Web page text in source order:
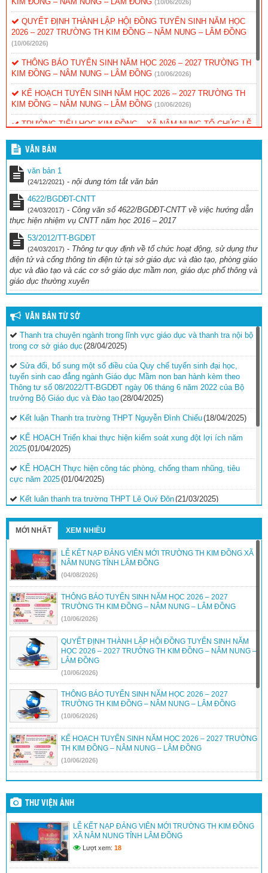
(10/06/2026)
QUYẾT ĐỊNH THÀNH LẬP HỘI ĐỒNG TUYỂN SINH NĂM HỌC
2026 – 2027 TRƯỜNG TH KIM ĐỒNG – NÂM NUNG – LÂM ĐỒNG
(10/06/2026)
THÔNG BÁO TUYỂN SINH NĂM HỌC 2026 – 2027 TRƯỜNG TH
KIM ĐỒNG – NÂM NUNG – LÂM ĐỒNG (10/06/2026)
KẾ HOẠCH TUYỂN SINH NĂM HỌC 2026 – 2027 TRƯỜNG TH
KIM ĐỒNG – NÂM NUNG – LÂM ĐỒNG (10/06/2026)
TRƯỜNG TIỂU HỌC KIM ĐỒNG – XÃ NÂM NUNG TỔ CHỨC LỄ
XÃ NÂM NUNG TỔ CHỨC LỄ PHÁT ĐỘNG NGÀY CHẠY
OLYMPIC VÌ SỨC KHỎE TOÀN DÂN NĂM 2026
KẾ HOẠCH THU – CHI NĂM HỌC 2025 – 2026 Trường Tiểu học
Kim Đồng – Nâm Nung – Lâm Đồng
Quyết định về việc ban hành quy chế quản lý hồ sơ số và học bạ
số năm học 2025 – 2026 và những năm học tiếp theo
VĂN BẢN
văn bản 1
(24/12/2021) - nội dung tóm tắt văn bản
4622/BGDĐT-CNTT
(24/03/2017) - Công văn số 4622/BGDĐT-CNTT về việc hướng dẫn
thực hiện nhiệm vụ CNTT năm học 2016 – 2017
53/2012/TT-BGDĐT
(24/03/2017) - Thông tư quy định về tổ chức hoạt động, sử dụng thư
điện tử và cổng thông tin điện tử tại sở giáo dục và đào tạo, phòng giáo
dục và đào tạo và các cơ sở giáo dục mầm non, giáo dục phổ thông và
giáo dục thường xuyên
VĂN BẢN TỪ SỞ
Thanh tra chuyên ngành trong lĩnh vực giáo dục và thanh tra nội bộ
trong cơ sở giáo dục (28/04/2025)
Sửa đổi, bổ sung một số điều của Quy chế tuyển sinh đại học,
tuyển sinh cao đẳng ngành Giáo dục Mầm non ban hành kèm theo
Thông tư số 08/2022/TT-BGDĐT ngày 06 tháng 6 năm 2022 của Bộ
trưởng Bộ Giáo dục và Đào tạo(28/04/2025)
Kết luận Thanh tra trường THPT Nguyễn Đình Chiểu(18/04/2025)
KẾ HOẠCH Triển khai thực hiện kiểm soát xung đột lợi ích năm
2025(01/04/2025)
KẾ HOẠCH Thực hiện công tác phòng, chống tham nhũng, tiêu
cực năm 2025(01/04/2025)
Kết luận thanh tra trường THPT Lê Quý Đôn(21/03/2025)
Quyết định phê duyệt kế hoạch thanh tra kiểm tra năm
2025(21/03/2025)
Kết luận thanh tra về việc thanh tra công tác coi thi Kỳ thi tốt
nghiệp THPT năm 2024 tỉnh Đắk Nông (29/07/2024)
Kết luận thanh tra trường PTDTNT THCS&THPT huyện Krông
Nô(29/07/2024)
Kết luận thanh tra trường PTDTNT THCS và THPT huyện Đắk
R’lấp(29/07/2024)
MỚI NHẤT XEM NHIỀU
LỄ KẾT NẠP ĐẢNG VIÊN MỚI TRƯỜNG TH KIM ĐỒNG XÃ
NÂM NUNG TỈNH LÂM ĐỒNG
(04/08/2026)
THÔNG BÁO TUYỂN SINH NĂM HỌC 2026 – 2027
TRƯỜNG TH KIM ĐỒNG – NÂM NUNG – LÂM ĐỒNG
(10/06/2026)
QUYẾT ĐỊNH THÀNH LẬP HỘI ĐỒNG TUYỂN SINH NĂM
HỌC 2026 – 2027 TRƯỜNG TH KIM ĐỒNG – NÂM NUNG –
LÂM ĐỒNG
(10/06/2026)
THÔNG BÁO TUYỂN SINH NĂM HỌC 2026 – 2027
TRƯỜNG TH KIM ĐỒNG – NÂM NUNG – LÂM ĐỒNG
(10/06/2026)
KẾ HOẠCH TUYỂN SINH NĂM HỌC 2026 – 2027 TRƯỜNG
TH KIM ĐỒNG – NÂM NUNG – LÂM ĐỒNG
(10/06/2026)
TRƯỜNG TIỂU HỌC KIM ĐỒNG – XÃ NÂM NUNG TỔ
CHỨC LỄ TỔNG KẾT NĂM HỌC 2025 – 2026.
(30/05/2026)
TRƯỜNG TIỂU HỌC KIM ĐỒNG – NAM NUNG – LÂM
ĐỒNG TỔ CHỨC LỄ TRI ÂN VÀ TRƯỞNG THÀNH CHO
HỌC SINH LỚP 5 Niên khóa 2021 – 2026
(30/05/2026)
THƯ VIỆN ẢNH
LỄ KẾT NẠP ĐẢNG VIÊN MỚI TRƯỜNG TH KIM ĐỒNG
XÃ NÂM NUNG TỈNH LÂM ĐỒNG
Lượt xem: 18